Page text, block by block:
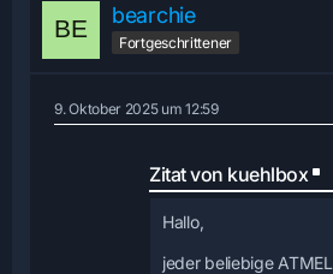
bearchie
Fortgeschrittener
9. Oktober 2025 um 12:59
Zitat von kuehlbox
Hallo,
jeder beliebige ATMEL